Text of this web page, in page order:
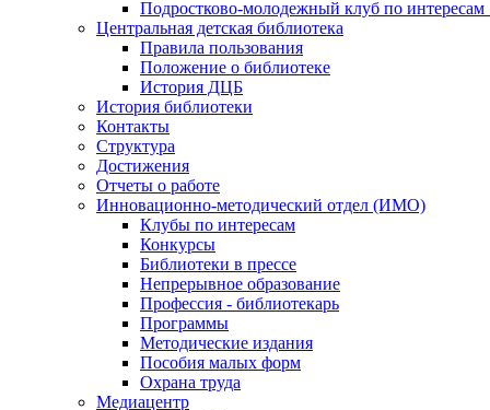
Подростково-молодежный клуб по интересам
Центральная детская библиотека
Правила пользования
Положение о библиотеке
История ДЦБ
История библиотеки
Контакты
Структура
Достижения
Отчеты о работе
Инновационно-методический отдел (ИМО)
Клубы по интересам
Конкурсы
Библиотеки в прессе
Непрерывное образование
Профессия - библиотекарь
Программы
Методические издания
Пособия малых форм
Охрана труда
Медиацентр